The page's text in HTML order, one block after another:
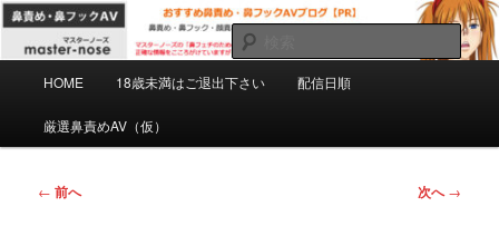
メ
イ
ン
ン
おすすめ鼻責め・鼻フックAVブログ
【PR】
マスターノーズの鼻フェチのための鼻責め・鼻フックAVを紹介するPRブロ
グです。正確な情報をこころがけていますがミスもあると思います。自己責
任で慎重にご購入下さい。
検
索
HOME 18歳未満はご退出下さい 配信日順
厳選鼻責めAV（仮）
投
← 前へ 次へ→